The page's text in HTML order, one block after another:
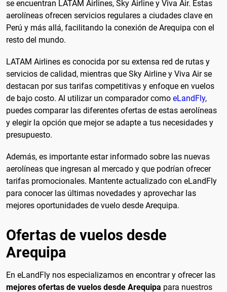
se encuentran LATAM Airlines, Sky Airline y Viva Air. Estas
aerolíneas ofrecen servicios regulares a ciudades clave en
Perú y más allá, facilitando la conexión de Arequipa con el
resto del mundo.
LATAM Airlines es conocida por su extensa red de rutas y
servicios de calidad, mientras que Sky Airline y Viva Air se
destacan por sus tarifas competitivas y enfoque en vuelos
de bajo costo. Al utilizar un comparador como eLandFly,
puedes comparar las diferentes ofertas de estas aerolíneas
y elegir la opción que mejor se adapte a tus necesidades y
presupuesto.
Además, es importante estar informado sobre las nuevas
aerolíneas que ingresan al mercado y que podrían ofrecer
tarifas promocionales. Mantente actualizado con eLandFly
para conocer las últimas novedades y aprovechar las
mejores oportunidades de vuelo desde Arequipa.
Ofertas de vuelos desde
Arequipa
En eLandFly nos especializamos en encontrar y ofrecer las
mejores ofertas de vuelos desde Arequipa para nuestros